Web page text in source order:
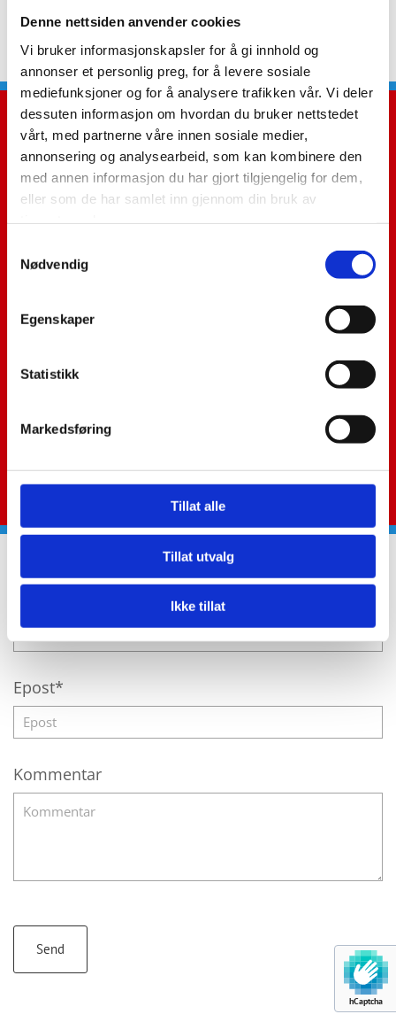
Denne nettsiden anvender cookies
Vi bruker informasjonskapsler for å gi innhold og
annonser et personlig preg, for å levere sosiale
mediefunksjoner og for å analysere trafikken vår. Vi deler
dessuten informasjon om hvordan du bruker nettstedet
vårt, med partnerne våre innen sosiale medier,
annonsering og analysearbeid, som kan kombinere den
med annen informasjon du har gjort tilgjengelig for dem,
eller som de har samlet inn gjennom din bruk av
Nødvendig
Egenskaper
Statistikk
Markedsføring
Tillat alle
Tillat utvalg
Ikke tillat
Fantoftneset 1
5072 Bergen
Epost*
Kommentar
hCaptcha